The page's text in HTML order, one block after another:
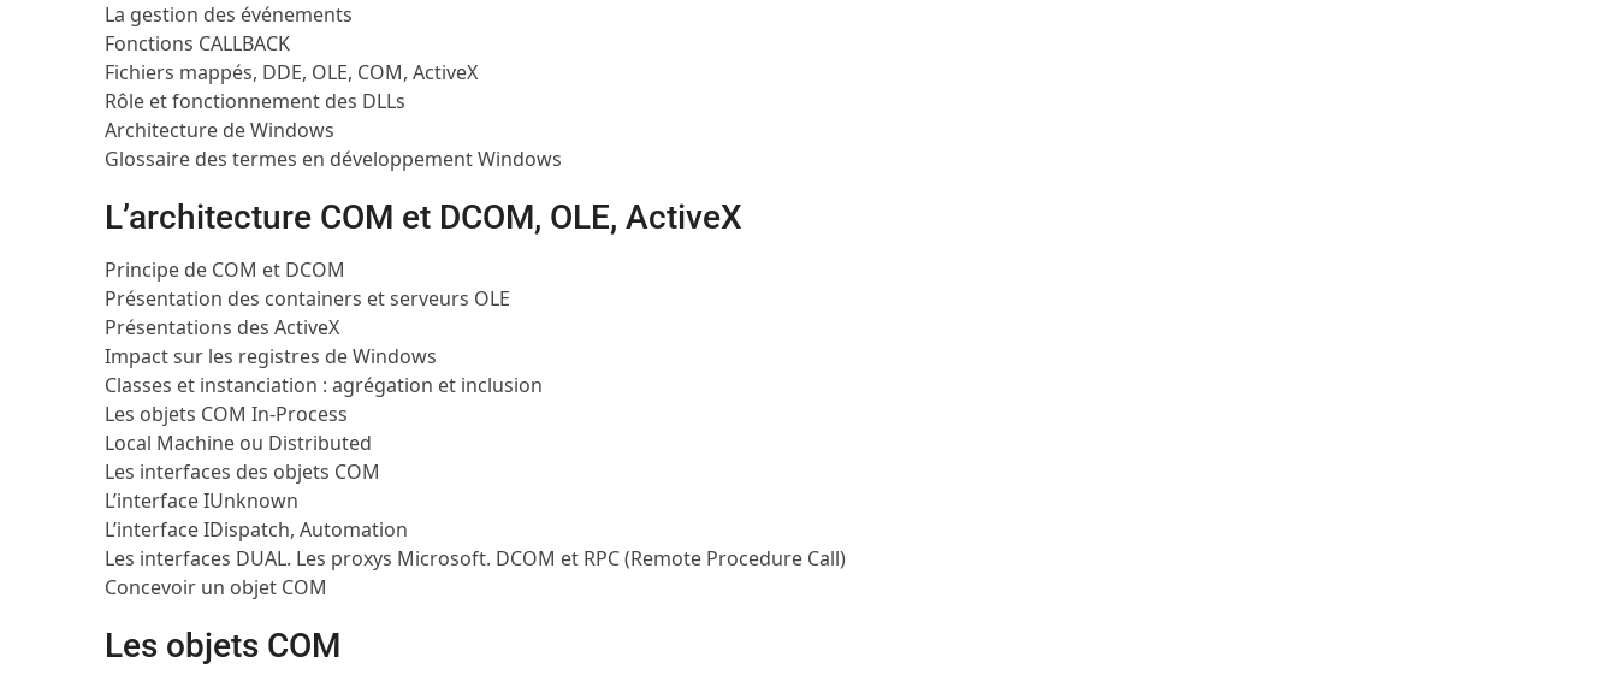
La gestion des événements
Fonctions CALLBACK
Fichiers mappés, DDE, OLE, COM, ActiveX
Rôle et fonctionnement des DLLs
Architecture de Windows
Glossaire des termes en développement Windows
L’architecture COM et DCOM, OLE, ActiveX
Principe de COM et DCOM
Présentation des containers et serveurs OLE
Présentations des ActiveX
Impact sur les registres de Windows
Classes et instanciation : agrégation et inclusion
Les objets COM In-Process
Local Machine ou Distributed
Les interfaces des objets COM
L’interface IUnknown
L’interface IDispatch, Automation
Les interfaces DUAL. Les proxys Microsoft. DCOM et RPC (Remote Procedure Call)
Concevoir un objet COM
Les objets COM